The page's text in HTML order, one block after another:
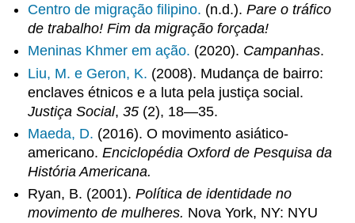
Centro de migração filipino. (n.d.).Pare o tráfico
de trabalho! Fim da migração forçada!
Meninas Khmer em ação. (2020). Campanhas.
Liu, M. e Geron, K. (2008). Mudança de bairro:
enclaves étnicos e a luta pela justiça social.
Justiça Social,35 (2), 18—35.
Maeda, D. (2016). O movimento asiático-
americano.Enciclopédia Oxford de Pesquisa da
História Americana.
Ryan, B. (2001).Política de identidade no
movimento de mulheres. Nova York, NY: NYU